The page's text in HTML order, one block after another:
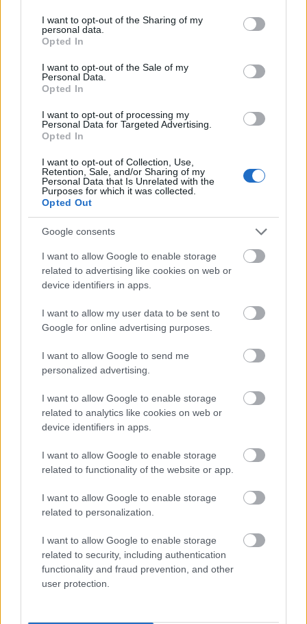
not limited to your visit or usage behaviour. You may click to
grant or deny consent to Google and its third-party tags to
use your data for below specified purposes in below Google
consent section.
I want to opt-out of the Sharing of my
personal data.
Opted In
I want to opt-out of the Sale of my
Personal Data.
Opted In
I want to opt-out of processing my
Personal Data for Targeted Advertising.
Opted In
I want to opt-out of Collection, Use,
Retention, Sale, and/or Sharing of my
Personal Data that Is Unrelated with the
Purposes for which it was collected.
Opted Out
Google consents
I want to allow Google to enable storage
related to advertising like cookies on web or
device identifiers in apps.
I want to allow my user data to be sent to
Google for online advertising purposes.
I want to allow Google to send me
personalized advertising.
I want to allow Google to enable storage
related to analytics like cookies on web or
device identifiers in apps.
I want to allow Google to enable storage
related to functionality of the website or app.
I want to allow Google to enable storage
related to personalization.
I want to allow Google to enable storage
related to security, including authentication
functionality and fraud prevention, and other
user protection.
Magas a vérnyomásod? Te is
csökkentheted!
Meggyógyulnék szerkesztő• 2018. március 22.
vérnyomásnak tekinthető a 120/80 Hgmm körüli
érték. Magas a vérnyomása annak, akinek a
vérnyomása hosszútávon magasabb, mint 140/90
Hgmm. Az első szám, az úgynevezett szisztolés érték:
a szív összehúzódásakor mért nyomás. A második, a
diasztolés, a…